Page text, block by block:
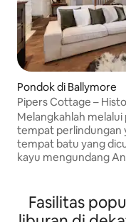
Pondok di Ballymore
Pipers Cottage –
Retreat, Dingle
Melangkahlah
tempat perlindungan
tempat batu yang
kayu mengundang
ditinggalkan, rumah
-17 ini telah dipugar
Fasilitas